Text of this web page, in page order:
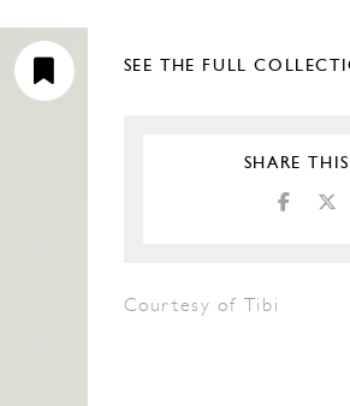
SEE THE FULL
SHARE
Courtesy of Tibi